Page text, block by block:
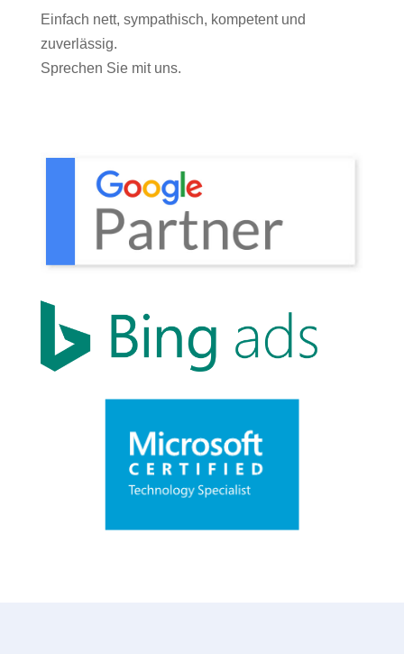
Einfach nett, sympathisch, kompetent und
zuverlässig.
Sprechen Sie mit uns.